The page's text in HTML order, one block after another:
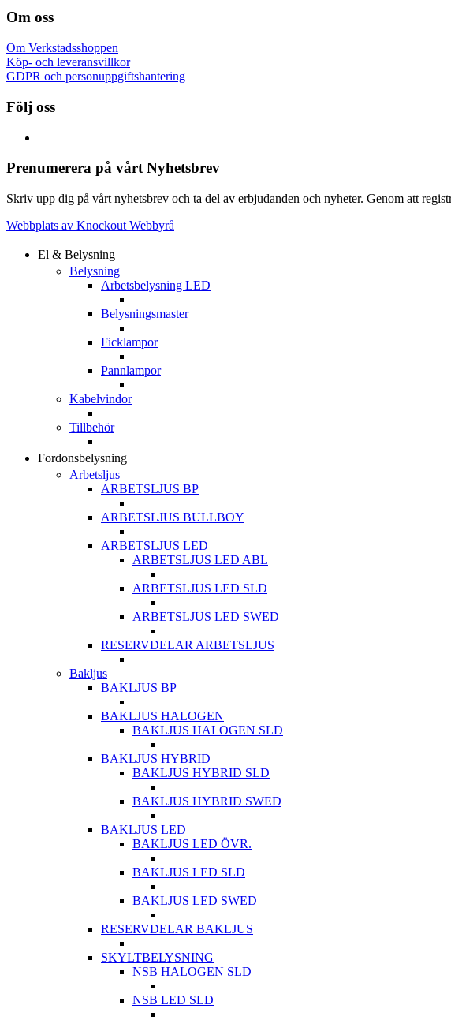
Om oss
Om Verkstadsshoppen
Köp- och leveransvillkor
GDPR och personuppgiftshantering
Följ oss
Prenumerera på vårt Nyhetsbrev
Skriv upp dig på vårt nyhetsbrev och ta del av erbjudanden och nyheter. Genom att
Webbplats av Knockout Webbyrå
El & Belysning
Belysning
Arbetsbelysning LED
Belysningsmaster
Ficklampor
Pannlampor
Kabelvindor
Tillbehör
Fordonsbelysning
Arbetsljus
ARBETSLJUS BP
ARBETSLJUS BULLBOY
ARBETSLJUS LED
ARBETSLJUS LED ABL
ARBETSLJUS LED SLD
ARBETSLJUS LED SWED
RESERVDELAR ARBETSLJUS
Bakljus
BAKLJUS BP
BAKLJUS HALOGEN
BAKLJUS HALOGEN SLD
BAKLJUS HYBRID
BAKLJUS HYBRID SLD
BAKLJUS HYBRID SWED
BAKLJUS LED
BAKLJUS LED ÖVR.
BAKLJUS LED SLD
BAKLJUS LED SWED
RESERVDELAR BAKLJUS
SKYLTBELYSNING
NSB HALOGEN SLD
NSB LED SLD